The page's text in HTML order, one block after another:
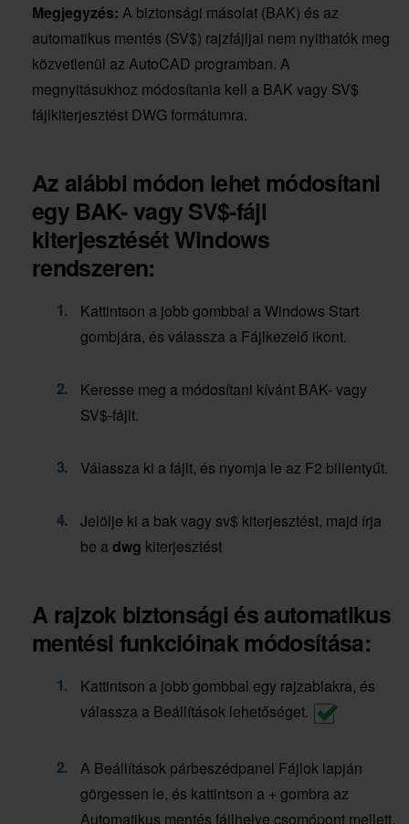
Megjegyzés: A biztonsági másolat (BAK) és az
automatikus mentés (SV$) rajzfájljai nem nyithatók meg
közvetlenül az AutoCAD programban. A
megnyitásukhoz módosítania kell a BAK vagy SV$
fájlkiterjesztést DWG formátumra.
Az alábbi módon lehet módosítani
egy BAK- vagy SV$-fájl
kiterjesztését Windows
rendszeren:
Kattintson a jobb gombbal a Windows Start
gombjára, és válassza a Fájlkezelő ikont.
Keresse meg a módosítani kívánt BAK- vagy
SV$-fájlt.
Válassza ki a fájlt, és nyomja le az F2 billentyűt.
Jelölje ki a bak vagy sv$ kiterjesztést, majd írja
be adwg kiterjesztést
A rajzok biztonsági és automatikus
mentési funkcióinak módosítása:
Kattintson a jobb gombbal egy rajzablakra, és
válassza a Beállítások lehetőséget.
A Beállítások párbeszédpanel Fájlok lapján
görgessen le, és kattintson a + gombra az
Automatikus mentés fájlhelye csomópont mellett.